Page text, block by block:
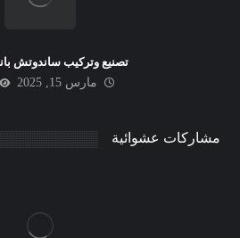
تصنيع وتركيب ساندوتش
مارس 15, 2025
مشاركات عشوائية